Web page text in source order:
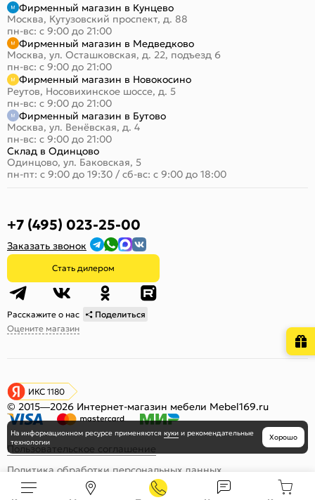
Фирменный магазин в Кунцево
Москва, Кутузовский проспект, д. 88
пн-вс: с 9:00 до 21:00
Фирменный магазин в Медведково
Москва, ул. Осташковская, д. 22, подъезд 6
пн-вс: с 9:00 до 21:00
Фирменный магазин в Новокосино
Реутов, Носовихинское шоссе, д. 5
пн-вс: с 9:00 до 21:00
Фирменный магазин в Бутово
Москва, ул. Венёвская, д. 4
пн-вс: с 9:00 до 21:00
Склад в Одинцово
Одинцово, ул. Баковская, 5
пн-пт: с 9:00 до 19:30 / сб-вс: с 9:00 до 18:00
+7 (495) 023-25-00
Заказать звонок
Стать дилером
Расскажите о нас
Поделиться
Оцените магазин
ИКС 1180
© 2015—2026 Интернет-магазин мебели Mebel169.ru
Пользовательское соглашение
Политика обработки персональных данных
Карта сайта
На информационном ресурсе применяются куки и рекомендательные
технологии
Хорошо